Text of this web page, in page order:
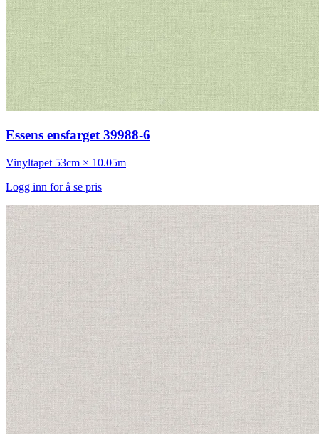
Essens ensfarget 39988-6
Vinyltapet 53cm × 10.05m
Logg inn for å se pris